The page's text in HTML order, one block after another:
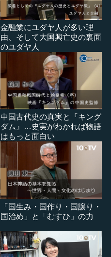
金融業にユダヤ人が多い理
由、そして大国興亡史の裏面
のユダヤ人
中国古代史の真実と『キング
ダム』…史実がわかれば物語
はもっと面白い
「国生み・国作り・国譲り・
国治め」と「むすひ」の力